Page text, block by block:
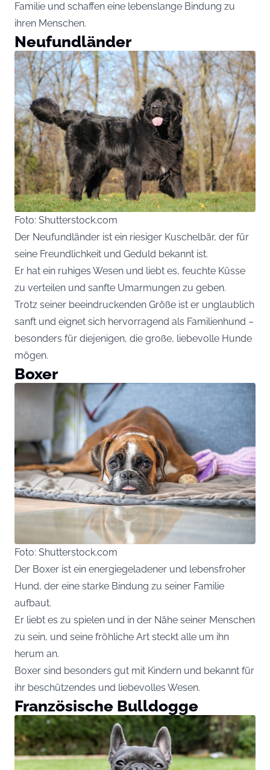
Familie und schaffen eine lebenslange Bindung zu
ihren Menschen.
Neufundländer
Foto: Shutterstock.com
Der Neufundländer ist ein riesiger Kuschelbär, der für
seine Freundlichkeit und Geduld bekannt ist.
Er hat ein ruhiges Wesen und liebt es, feuchte Küsse
zu verteilen und sanfte Umarmungen zu geben.
Trotz seiner beeindruckenden Größe ist er unglaublich
sanft und eignet sich hervorragend als Familienhund –
besonders für diejenigen, die große, liebevolle Hunde
mögen.
Boxer
Foto: Shutterstock.com
Der Boxer ist ein energiegeladener und lebensfroher
Hund, der eine starke Bindung zu seiner Familie
aufbaut.
Er liebt es zu spielen und in der Nähe seiner Menschen
zu sein, und seine fröhliche Art steckt alle um ihn
herum an.
Boxer sind besonders gut mit Kindern und bekannt für
ihr beschützendes und liebevolles Wesen.
Französische Bulldogge